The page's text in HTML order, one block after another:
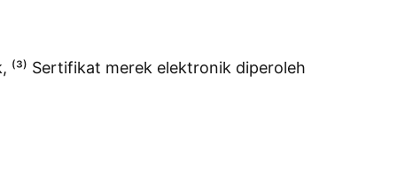
⁽³⁾ Sertifikat merek elektronik diperoleh